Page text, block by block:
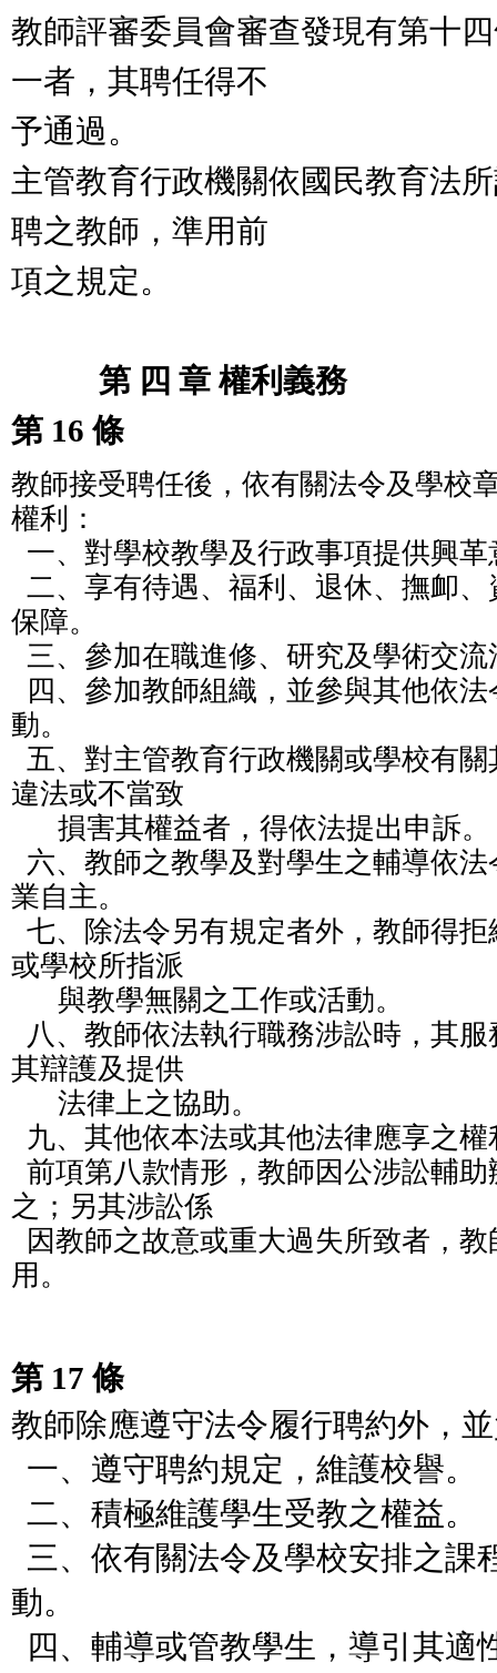
教師評審委員會審查發現有第十
一者，其聘任得不
予通過。
主管教育行政機關依國民教育法
聘之教師，準用前
項之規定。
第 四 章 權利義務
第 16 條
教師接受聘任後，依有關法令及學校
權利：
保障。
動。
違法或不當致
業自主。
或學校所指派
其辯護及提供
之；另其涉訟係
用。
第 17 條
教師除應遵守法令履行聘約外，
一、遵守聘約規定，維護校譽。
二、積極維護學生受教之權益。
三、依有關法令及學校安排之課
動。
四、輔導或管教學生，導引其適